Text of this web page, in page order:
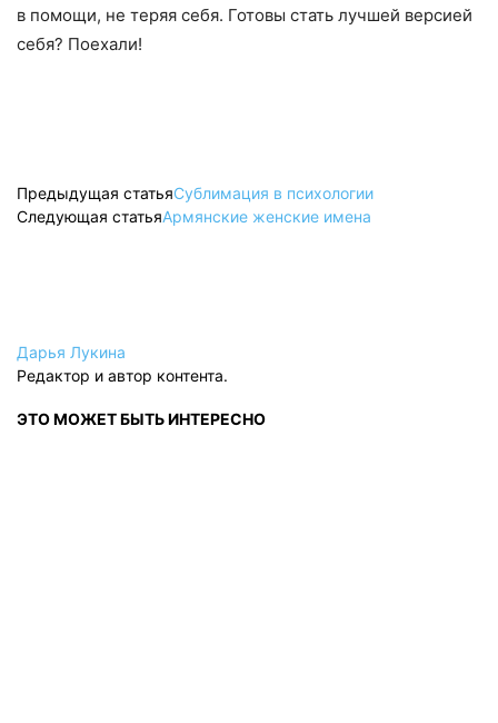
в помощи, не теряя себя. Готовы стать лучшей версией
себя? Поехали!
Предыдущая статьяСублимация в психологии
Следующая статьяАрмянские женские имена
Дарья Лукина
Редактор и автор контента.
ЭТО МОЖЕТ БЫТЬ ИНТЕРЕСНО